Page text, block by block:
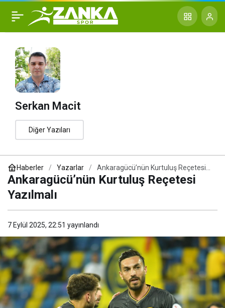
Serkan Macit
Diğer Yazıları
Haberler Yazarlar
Ankaragücü’nün Kurtuluş Reçetesi
Yazılmalı
Ankaragücü’nün Kurtuluş Reçetesi
Yazılmalı
7 Eylül 2025, 22:51 yayınlandı
Sultanlar’ın Altın Gibi Paylaş